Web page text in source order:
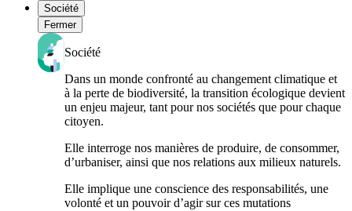
Société
Fermer
Société
Dans un monde confronté au changement climatique et
à la perte de biodiversité, la transition écologique devient
un enjeu majeur, tant pour nos sociétés que pour chaque
citoyen.
Elle interroge nos manières de produire, de consommer,
d’urbaniser, ainsi que nos relations aux milieux naturels.
Elle implique une conscience des responsabilités, une
volonté et un pouvoir d’agir sur ces mutations